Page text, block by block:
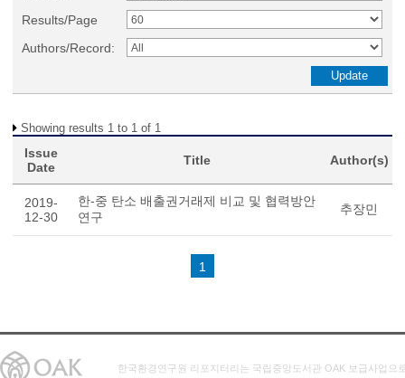
Results/Page
Authors/Record:
Showing results 1 to 1 of 1
Issue
Date
Title Author(s)
2019-
12-30
한-중 탄소 배출권거래제 비교 및 협력방안
연구
추장민
1
한국환경연구원 리포지터리는 국립중앙도서관 OAK 보급사업